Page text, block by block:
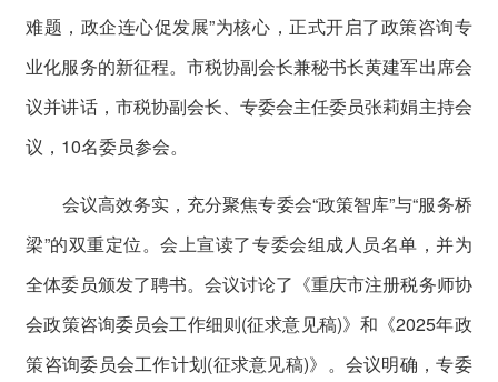
难题，政企连心促发展”为核心，正式开启了政策咨询专
业化服务的新征程。市税协副会长兼秘书长黄建军出席会
议并讲话，市税协副会长、专委会主任委员张莉娟主持会
议，10名委员参会。
会议高效务实，充分聚焦专委会“政策智库”与“服务桥
梁”的双重定位。会上宣读了专委会组成人员名单，并为
全体委员颁发了聘书。会议讨论了《重庆市注册税务师协
会政策咨询委员会工作细则(征求意见稿)》和《2025年政
策咨询委员会工作计划(征求意见稿)》。会议明确，专委